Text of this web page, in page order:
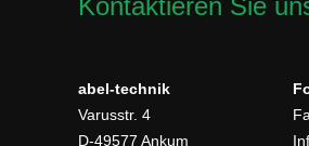
Kontaktieren Sie
abel-technik
Varusstr. 4
D-49577 Ankum